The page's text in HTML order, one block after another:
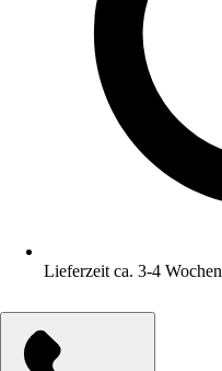
Lieferzeit ca. 3-4 Wochen